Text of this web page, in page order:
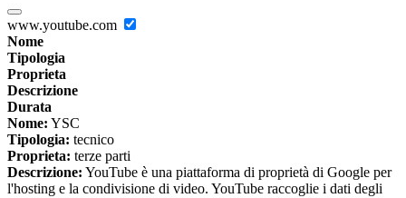
www.youtube.com
Nome
Tipologia
Proprieta
Descrizione
Durata
Nome: YSC
Tipologia: tecnico
Proprieta: terze parti
Descrizione: YouTube è una piattaforma di proprietà di Google per
l'hosting e la condivisione di video. YouTube raccoglie i dati degli